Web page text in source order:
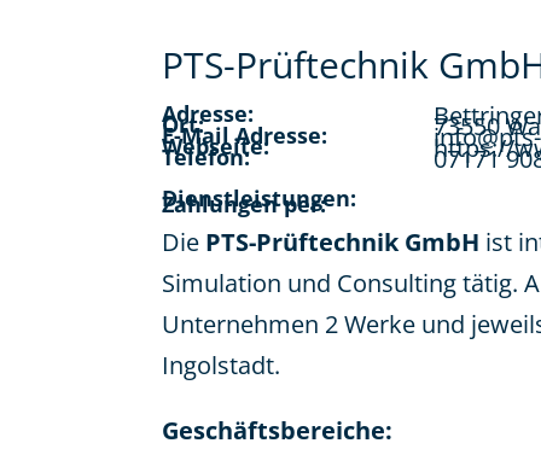
PTS-Prüftechnik
Adresse:
Ort: 73550
E-Mail Adresse:
Webseite: https://
Telefon: 07171
Dienstleistungen:
Zahlungen per:
Die PTS-Prüftechnik GmbH ist
Simulation und Consulting tätig.
Unternehmen 2 Werke und
Ingolstadt.
Geschäftsbereiche: